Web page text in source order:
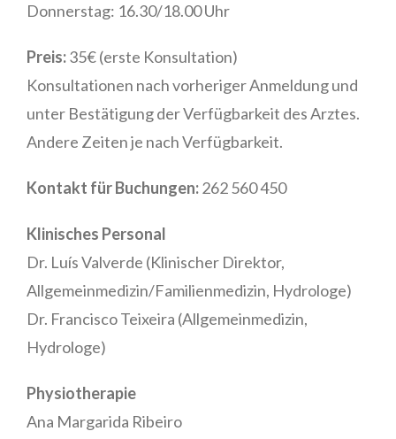
Donnerstag: 16.30/18.00 Uhr
Preis:35€ (erste Konsultation)
Konsultationen nach vorheriger Anmeldung und
unter Bestätigung der Verfügbarkeit des Arztes.
Andere Zeiten je nach Verfügbarkeit.
Kontakt für Buchungen:262 560 450
Klinisches Personal
Dr. Luís Valverde (Klinischer Direktor,
Allgemeinmedizin/Familienmedizin, Hydrologe)
Dr. Francisco Teixeira (Allgemeinmedizin,
Hydrologe)
Physiotherapie
Ana Margarida Ribeiro